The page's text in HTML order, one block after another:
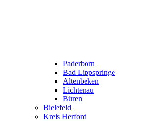
Paderborn
Bad Lippspringe
Altenbeken
Lichtenau
Büren
Bielefeld
Kreis Herford